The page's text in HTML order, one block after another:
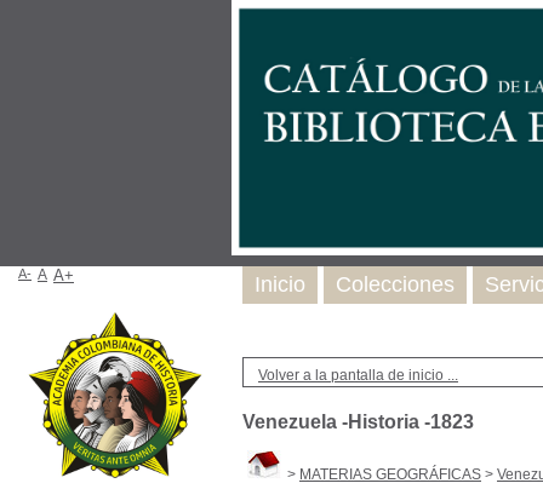
Volver a la pantalla de inicio ...
Venezuela -Historia -1823
> MATERIAS GEOGRÁFICAS >
Inicio Colecciones
A- A A+